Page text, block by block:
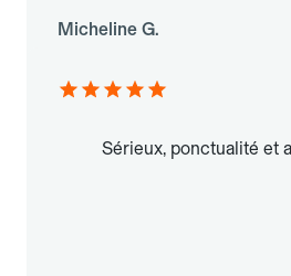
Micheline G.
Sérieux, ponctualité et